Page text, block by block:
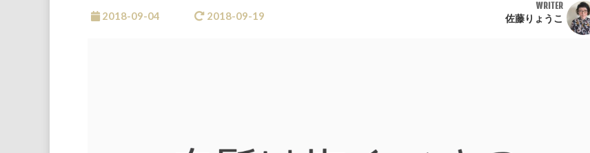
2018-09-04 2018-09-19
WRITER
佐藤りょうこ